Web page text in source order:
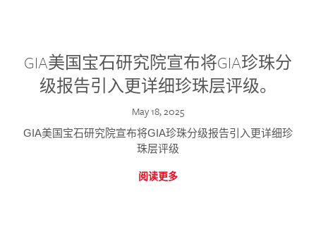
GIA美国宝石研究院宣布将GIA珍珠分
级报告引入更详细珍珠层评级。
May 18, 2025
GIA美国宝石研究院宣布将GIA珍珠分级报告引入更详细珍
珠层评级
阅读更多